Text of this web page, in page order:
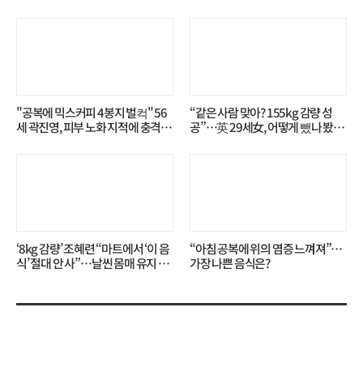
"공복에 믹스커피 4봉지 벌컥" 56
세 곽진영, 피부 노화 지적에 충격…
“같은 사람 맞아? 155kg 감량 성
공”…英 29세女, 어떻게 뺐나 봤더
‘8kg 감량’ 조혜련 “마트에서 ‘이 음
식’ 절대 안 사”…날씬 몸매 유지 비
“아침 공복에 위의 염증 느껴져”…
가장 나쁜 음식은?